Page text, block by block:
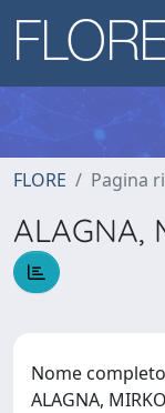
FLORE Pagina
ALAGNA,
Nome completo
ALAGNA,